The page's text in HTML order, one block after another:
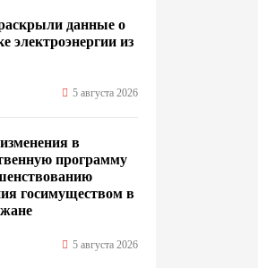
данные о
электроэнергии из
5 августа 2026
в
программу
госимуществом в
5 августа 2026